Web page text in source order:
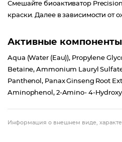
Смешайте биоактиватор Precision
краски. Далее в зависимости от
Активные компоненты
Aqua (Water (Eau)), Propylene
Betaine, Ammonium Lauryl
Panthenol, Panax Ginseng Root
Aminophenol, 2-Amino- 4-
Информация о внешнем виде,